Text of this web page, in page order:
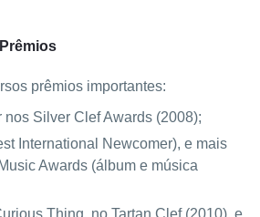
prêmios importantes:
nos Silver Clef Awards (2008);
International Newcomer), e mais
Awards (álbum e música